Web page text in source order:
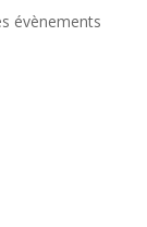
évènements